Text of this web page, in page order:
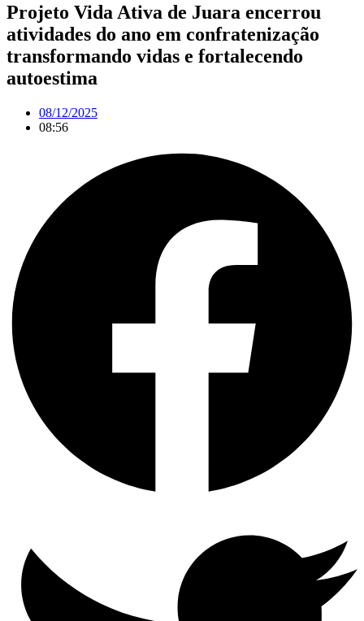
Projeto Vida Ativa de Juara encerrou
atividades do ano em confratenização
transformando vidas e fortalecendo
autoestima
08/12/2025
08:56